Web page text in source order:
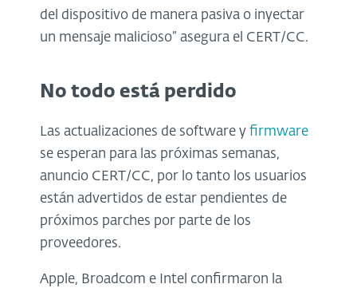
del dispositivo de manera pasiva o inyectar
un mensaje malicioso” asegura el CERT/CC.
No todo está perdido
Las actualizaciones de software y firmware
se esperan para las próximas semanas,
anuncio CERT/CC, por lo tanto los usuarios
están advertidos de estar pendientes de
próximos parches por parte de los
proveedores.
Apple, Broadcom e Intel confirmaron la